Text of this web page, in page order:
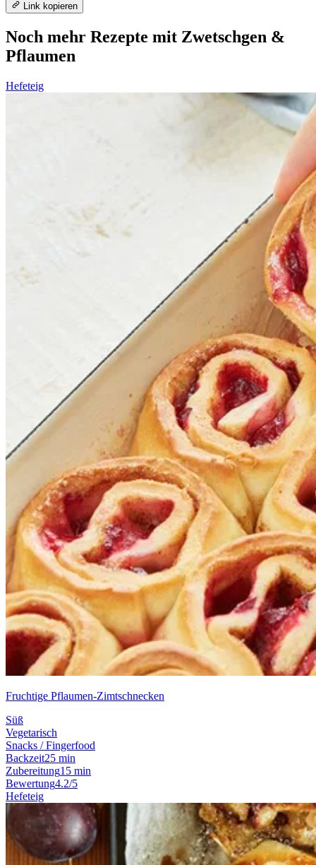
Link kopieren
Noch mehr Rezepte mit Zwetschgen &
Pflaumen
Hefeteig
Fruchtige Pflaumen-Zimtschnecken
Süß
Vegetarisch
Snacks / Fingerfood
Backzeit25 min
Zubereitung15 min
Bewertung4.2/5
Hefeteig